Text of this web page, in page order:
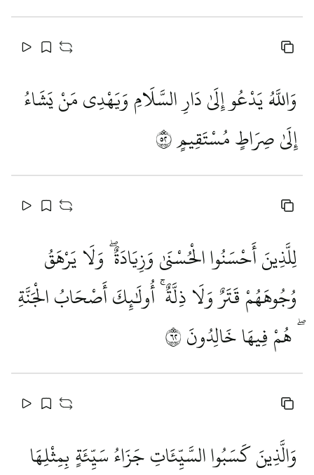
وَاللَّهُ يَدْعُو إِلَىٰ دَارِ السَّلَامِ وَيَهْدِي مَنْ يَشَاءُ
إِلَىٰ صِرَاطٍ مُسْتَقِيمٍ٢٥
لِلَّذِينَ أَحْسَنُوا الْحُسْنَىٰ وَزِيَادَةٌ ۖ وَلَا يَرْهَقُ
وُجُوهَهُمْ قَتَرٌ وَلَا ذِلَّةٌ ۚ أُولَٰئِكَ أَصْحَابُ الْجَنَّةِ
ۖ هُمْ فِيهَا خَالِدُونَ٢٦
وَالَّذِينَ كَسَبُوا السَّيِّئَاتِ جَزَاءُ سَيِّئَةٍ بِمِثْلِهَا